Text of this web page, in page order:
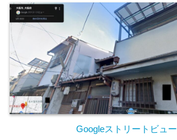
Googleストリートビュー